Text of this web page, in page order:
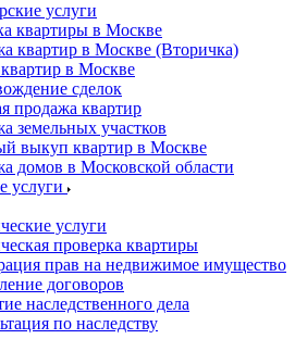
услуги
квартиры в Москве
квартир в Москве (Вторичка)
в Москве
сделок
продажа квартир
земельных участков
выкуп квартир в Москве
домов в Московской области
услуги
услуги
проверка квартиры
прав на недвижимое имущество
договоров
наследственного дела
по наследству